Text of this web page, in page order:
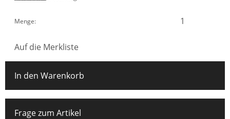
Menge:
Auf die Merkliste
In den Warenkorb
Frage zum Artikel